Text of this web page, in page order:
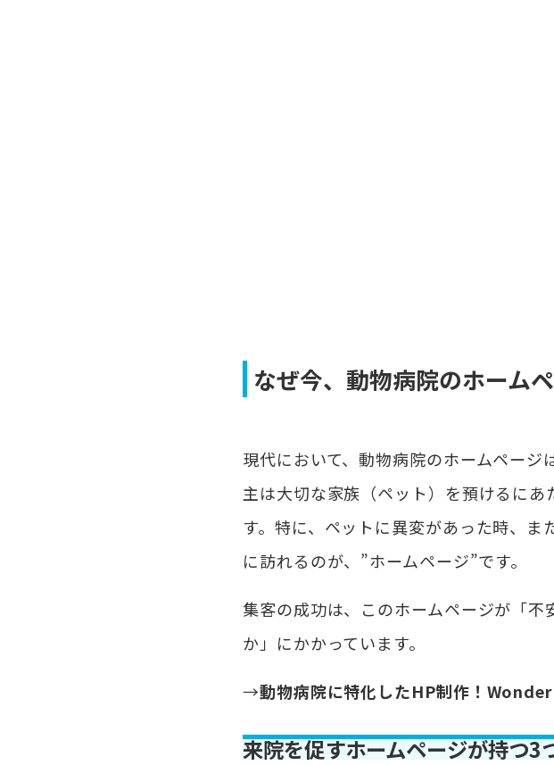
なぜ今、動物病院のホーム
現代において、動物病院のホームペー
主は大切な家族（ペット）を預けるに
す。特に、ペットに異変があった時、
に訪れるのが、”ホームページ”です。
集客の成功は、このホームページが「不
か 」にかかっています。
→動物病院に特化したHP制作！
来院を促すホームページが持つ3